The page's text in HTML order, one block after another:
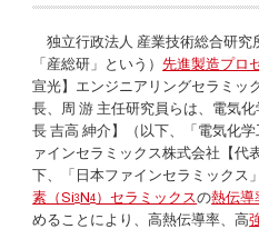
独立行政法人 産業技術総合研究
「産総研」という）先進製造プロ
宣光】エンジニアリングセラミッ
長、周 游 主任研究員らは、電気
長 吉高 紳介】（以下、「電気化
ァインセラミックス株式会社【代
下、「日本ファインセラミックス
素（Si3N4 ）セラミックスの熱伝導
めることにより、高熱伝導率、高